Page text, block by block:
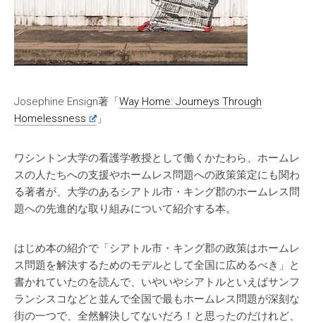
Josephine Ensign著「Way Home: Journeys Through
Homelessness
」
ワシントン大学の看護学教授として働くかたわら、ホームレ
スの人たちへの支援やホームレス問題への政策策定にも関わ
る著者が、大学のあるシアトル市・キング郡のホームレス問
題への先進的な取り組みについて紹介する本。
はじめ本の紹介で「シアトル市・キング郡の政策はホームレ
ス問題を解決するためのモデルとして全国に広めるべき」と
書かれていたのを読んで、いやいやシアトルといえばサンフ
ランシスコなどと並んで全国で最もホームレス問題が深刻な
街の一つで、全然解決してないだろ！と思ったのだけれど、